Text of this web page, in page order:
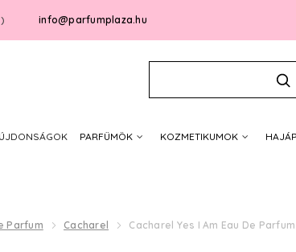
info@parfumplaza.hu
ÚJDONSÁGOK PARFÜMÖK KOZMETIKUMOK
Parfum Cacharel Cacharel Yes I Am Eau De Parfum